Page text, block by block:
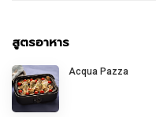
สูตรอาหาร
Acqua Pazza